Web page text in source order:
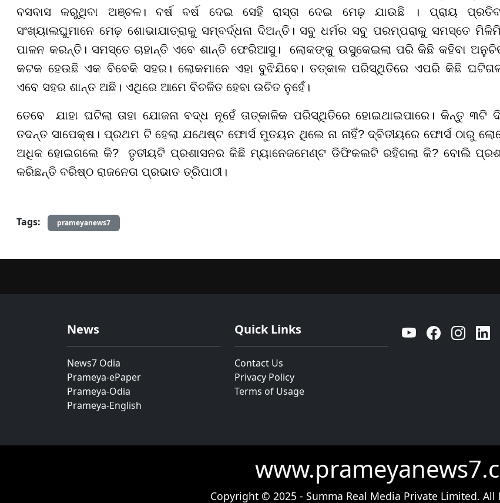
ବସବାସ କରୁଥିବା ଅଞ୍ଚଳ। ବର୍ଷ ବର୍ଷ ଦେଇ ସେହି ରାସ୍ତା ଦେଇ ମେଢ଼ ଯାଉଛି । ପ୍ରାୟ
ସଂଖ୍ୟାଲଘୁମାନେ ମେଢ଼ ଶୋଭାଯାତ୍ରାକୁ ସମ୍ବର୍ଦ୍ଧନା ଦିଅନ୍ତି। ସବୁ ଧର୍ମର ସବୁ ପରମ୍ପରାକୁ ସମସ୍ତେ
ପାଳନ କରନ୍ତି। ସମସ୍ତେ ଚାହାନ୍ତି ଏବେ ଶାନ୍ତି ଫେରିଆସୁ। ଲୋକଙ୍କୁ ଉସୁକେଇଲା ପରି କିଛି କହିବା
କଟକ ହେଉଛି ଏକ ବିବେକି ସହର। ଲୋକମାନେ ଏହା ବୁଝିଯିବେ। ତତ୍କାଳ ପରିସ୍ଥିତିରେ ଏପରି କିଛି
ଏବେ ସହର ଶାନ୍ତ ଅଛି। ଏଥିରେ ଆମେ ବିଚଳିତ ହେବା ଉଚିତ ନୁହେଁ।
ତେବେ ଯାହା ଘଟିଲା ତାହା ଯୋଜନା ବଦ୍ଧ ନୂହେଁ ତାତ୍କାଳିକ ପରିସ୍ଥିତିରେ ହୋଇଥାଇପାରେ। କିନ୍ତୁ ୩ଟି
ତଦନ୍ତ ସାପେକ୍ଷ। ପ୍ରଥମ ଟି ହେଲା ଯଥେଷ୍ଟ ଫୋର୍ସ ମୁତୟନ ଥିଲେ ନା ନାହିଁ?ଦ୍ବିତୀୟରେ ଫୋର୍ସ ଠାରୁ
ଅଧିକ ହୋଇଗଲେ କି?ତୃତୀୟଟି ପ୍ରଶାସନର କିଛି ମ୍ୟାନେଜମେଣ୍ଟ ଡିଫିକଲଟି ରହିଗଲା କି? ବୋଲି
କରିଛନ୍ତି ବରିଷ୍ଠ ରାଜନେତା ପ୍ରଭାତ ତ୍ରିପାଠୀ।
Tags: prameyanews7
News
News7 Odia
Prameya-ePaper
Prameya-Odia
Prameya-English
Quick Links
Contact Us
Privacy Policy
Terms of Usage
YouTube Facebook Instagram
Copyright © 2025 - Summa Real Media Private Limited. All